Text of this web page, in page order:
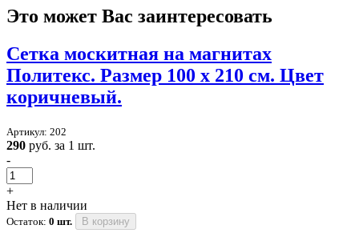
Это может Вас заинтересовать
Сетка москитная на магнитах
Политекс. Размер 100 х 210 см. Цвет
коричневый.
Артикул: 202
290 руб. за 1 шт.
-
+
Нет в наличии
Остаток: 0 шт. В корзину